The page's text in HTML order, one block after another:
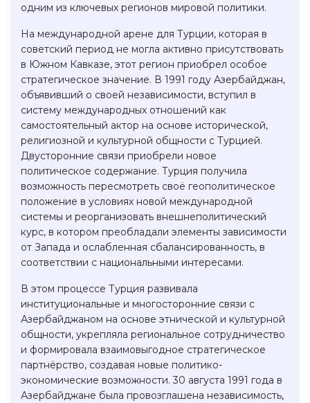
одним из ключевых регионов мировой политики.
На международной арене для Турции, которая в
советский период не могла активно присутствовать
в Южном Кавказе, этот регион приобрел особое
стратегическое значение. В 1991 году Азербайджан,
объявивший о своей независимости, вступил в
систему международных отношений как
самостоятельный актор на основе исторической,
религиозной и культурной общности с Турцией.
Двусторонние связи приобрели новое
политическое содержание. Турция получила
возможность пересмотреть своё геополитическое
положение в условиях новой международной
системы и реорганизовать внешнеполитический
курс, в котором преобладали элементы зависимости
от Запада и ослабленная сбалансированность, в
соответствии с национальными интересами.
В этом процессе Турция развивала
институциональные и многосторонние связи с
Азербайджаном на основе этнической и культурной
общности, укрепляла региональное сотрудничество
и формировала взаимовыгодное стратегическое
партнёрство, создавая новые политико-
экономические возможности. 30 августа 1991 года в
Азербайджане была провозглашена независимость,